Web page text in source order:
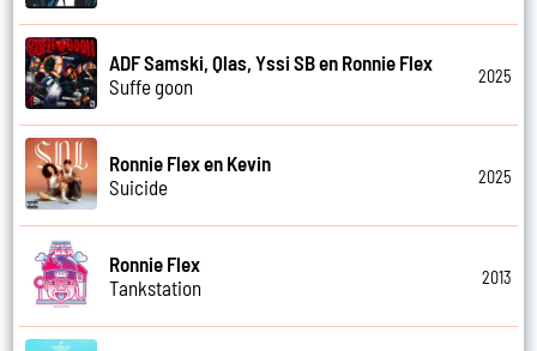
ADF Samski, Qlas, Yssi SB en Ronnie Flex
Suffe goon
2025
Ronnie Flex en Kevin
Suicide
2025
Ronnie Flex
Tankstation
2013